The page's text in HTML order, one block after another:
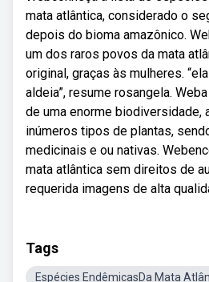
mata atlântica, considerado o
depois do bioma amazônico.
um dos raros povos da mata
original, graças às mulheres.
aldeia”, resume rosangela.
de uma enorme biodiversidade,
inúmeros tipos de plantas,
medicinais e ou nativas.
mata atlântica sem direitos de
requerida imagens de alta
Tags
Espécies EndêmicasDa Mata